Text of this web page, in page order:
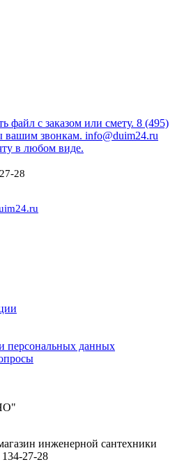
файл с заказом или смету. 8 (495)
вашим звонкам. info@duim24.ru
в любом виде.
28
персональных данных
инженерной сантехники
27-28